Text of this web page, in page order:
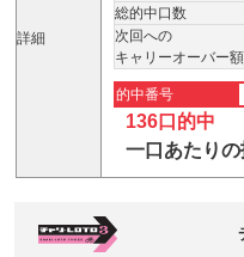
詳細
総的中口数
次回への
キャリーオーバー額
的中番号
136口的中
一口あたり